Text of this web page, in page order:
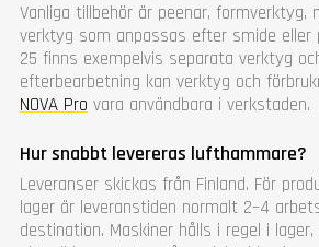
Vanliga tillbehör är peenar, formverktyg,
verktyg som anpassas efter smide eller
25 finns exempelvis separata verktyg
efterbearbetning kan verktyg och
NOVA Pro vara användbara i verkstaden.
Hur snabbt levereras lufthammare?
Leveranser skickas från Finland. För
lager är leveranstiden normalt 2–4
destination. Maskiner hålls i regel i